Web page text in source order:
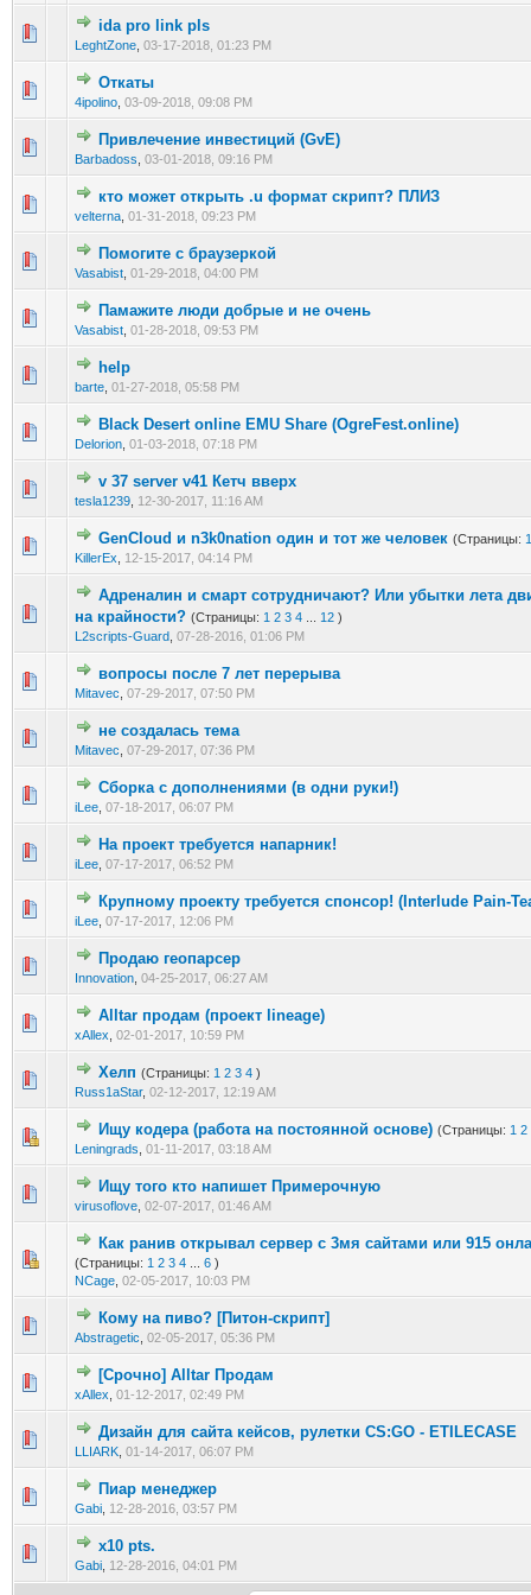
ida pro link pls
LeghtZone 03-17-2018, 01:23 PM
0 голос(ов) - 0 из 5 в среднем
Откаты
4ipolino 03-09-2018, 09:08 PM
0 голос(ов) - 0 из 5 в среднем
Привлечение инвестиций (GvE)
Barbadoss 03-01-2018, 09:16 PM
0 голос(ов) - 0 из 5 в среднем
12345
кто может открыть .u формат скрипт? ПЛИЗ
velterna 01-31-2018, 09:23 PM
0 голос(ов) - 0 из 5 в среднем
12345
Помогите с браузеркой
Vasabist 01-29-2018, 04:00 PM
0 голос(ов) - 0 из 5 в среднем
12345
Памажите люди добрые и не очень
Vasabist 01-28-2018, 09:53 PM
0 голос(ов) - 0 из 5 в среднем
12345
help
barte 01-27-2018, 05:58 PM
0 голос(ов) - 0 из 5 в среднем
Black Desert online EMU Share (OgreFest.online)
Delorion 01-03-2018, 07:18 PM
0 голос(ов) - 0 из 5 в среднем
1 2345
v 37 server v41 Кетч вверх
tesla1239 12-30-2017, 11:16 AM
0 голос(ов) - 0 из 5 в среднем
12 345
GenCloud и n3k0nation один и тот же человек (Страницы: 1
KillerEx
12-15-2017, 04:14 PM
1 голос(ов) - 5 из 5 в среднем
12345
Адреналин и смарт сотрудничают? Или убытки лета
на крайности? (Страницы: 1 2 3 4 12 )
L2scripts-Guard 07-28-2016, 01:06 PM
0 голос(ов) - 0 из 5 в среднем
123 4 5
вопросы после 7 лет перерыва
Mitavec 07-29-2017, 07:50 PM
0 голос(ов) - 0 из 5 в среднем
123 45
не создалась тема
Mitavec 07-29-2017, 07:36 PM
0 голос(ов) - 0 из 5 в среднем
1
Сборка с дополнениями (в одни руки!)
iLee 07-18-2017, 06:07 PM
0 голос(ов) - 0 из 5 в среднем
12345
На проект требуется напарник!
iLee 07-17-2017, 06:52 PM
1 голос(ов) - 5 из 5 в среднем
123 45
Крупному проекту требуется спонсор! (Interlude Pain-
iLee 07-17-2017, 12:06 PM
0 голос(ов) - 0 из 5 в среднем
1 2 345
Продаю геопарсер
Innovation 04-25-2017, 06:27 AM
0 голос(ов) - 0 из 5 в среднем
1
Alltar продам (проект lineage)
xAllex 02-01-2017, 10:59 PM
0 голос(ов) - 0 из 5 в среднем
123 45
Хелп (Страницы: 1 2 3 4 )
Russ1aStar, 02-12-2017, 12:19 AM
0 голос(ов) - 0 из 5 в среднем
123
Ищу кодера (работа на постоянной основе) (Страницы: 1 2
Leningrads 01-11-2017, 03:18 AM
0 голос(ов) - 0 из 5 в среднем
12345
Ищу того кто напишет Примерочную
virusoflove 02-07-2017, 01:46 AM
0 голос(ов) - 0 из 5 в среднем
1234 5
Как ранив открывал сервер с 3мя сайтами или 915
(Страницы: 1 2 3 4 6 )
NCage 02-05-2017, 10:03 PM
0 голос(ов) - 0 из 5 в среднем
Кому на пиво? [Питон-скрипт]
Abstragetic 02-05-2017, 05:36 PM
0 голос(ов) - 0 из 5 в среднем
1 2345
[Срочно] Alltar Продам
xAllex 01-12-2017, 02:49 PM
0 голос(ов) - 0 из 5 в среднем
12345
Дизайн для сайта кейсов, рулетки CS:GO - ETILECASE
LLIARK 01-14-2017, 06:07 PM
0 голос(ов) - 0 из 5 в среднем
12345
Пиар менеджер
Gabi 12-28-2016, 03:57 PM
0 голос(ов) - 0 из 5 в среднем
x10 pts.
Gabi 12-28-2016, 04:01 PM
0 голос(ов) - 0 из 5 в среднем